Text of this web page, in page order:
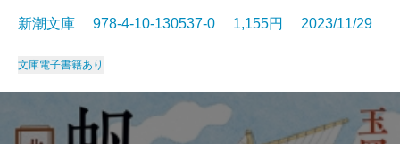
新潮文庫 978-4-10-130537-0 1,155円 2023/11/29
文庫電子書籍あり